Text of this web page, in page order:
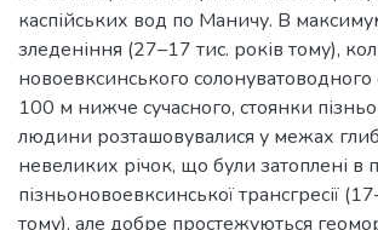
каспійських вод по Маничу. В
зледеніння (27–17 тис. років тому),
новоевксинського
100 м нижче сучасного, стоянки
людини розташовувалися у межах
невеликих річок, що були затоплені в
пізньоновоевксинської трансгресії
тому), але добре простежуються